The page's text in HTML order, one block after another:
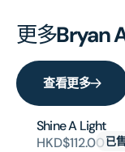
更多Bryan
查看更多
Shine A Light
HKD$112.00已